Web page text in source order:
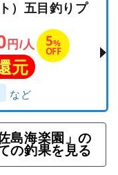
）五目釣りプ
円/人 5%
OFF
元
佐島海楽園」の
の釣果を見る